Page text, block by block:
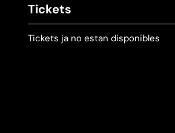
Tickets
Tickets ja no estan disponibles